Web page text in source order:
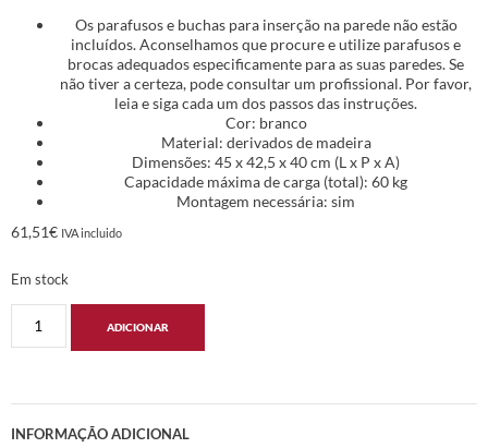
Os parafusos e buchas para inserção na parede não estão
incluídos. Aconselhamos que procure e utilize parafusos e
brocas adequados especificamente para as suas paredes. Se
não tiver a certeza, pode consultar um profissional. Por favor,
leia e siga cada um dos passos das instruções.
Cor: branco
Material: derivados de madeira
Dimensões: 45 x 42,5 x 40 cm (L x P x A)
Capacidade máxima de carga (total): 60 kg
Montagem necessária: sim
61,51€ IVA incluido
Em stock
ADICIONAR
INFORMAÇÃO ADICIONAL